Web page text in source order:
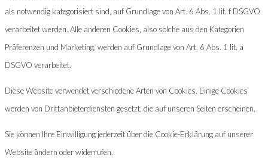
als notwendig kategorisiert sind, auf Grundlage von Art. 6 Abs. 1 lit. f DSGVO
verarbeitet werden. Alle anderen Cookies, also solche aus den Kategorien
Präferenzen und Marketing, werden auf Grundlage von Art. 6 Abs. 1 lit. a
DSGVO verarbeitet.
Diese Website verwendet verschiedene Arten von Cookies. Einige Cookies
werden von Drittanbieterdiensten gesetzt, die auf unseren Seiten erscheinen.
Sie können Ihre Einwilligung jederzeit über die Cookie-Erklärung auf unserer
Website ändern oder widerrufen.